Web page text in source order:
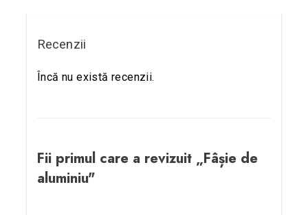
Recenzii
Încă nu există recenzii.
Fii primul care a revizuit „Fâșie de
aluminiu"